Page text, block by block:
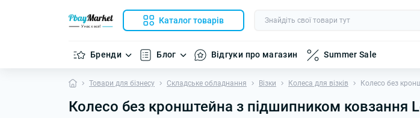
Каталог товарів
Бренди Блог Відгуки про магазин Summer Sale
Товари для бізнесу Складське обладнання Візки Колеса для візків Колесо без
Колесо без кронштейна з підшипником ковзання